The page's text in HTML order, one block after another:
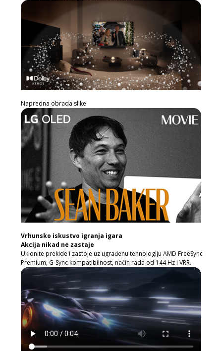
Napredna obrada slike
Vrhunsko iskustvo igranja igara
Akcija nikad ne zastaje
Uklonite prekide i zastoje uz ugrađenu tehnologiju AMD FreeSync
Premium, G-Sync kompatibilnost, način rada od 144 Hz i VRR.